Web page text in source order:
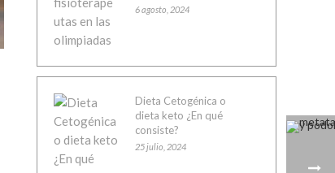
6 agosto, 2024
Dieta Cetogénica o
dieta keto ¿En qué
consiste?
25 julio, 2024